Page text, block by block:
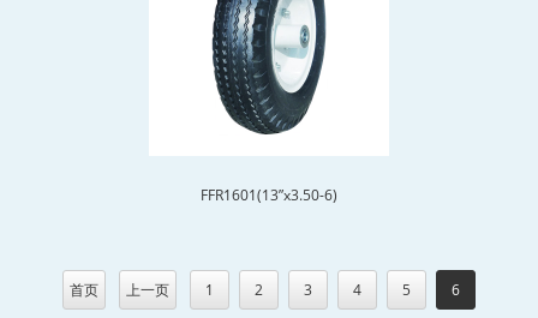
FFR1601(13”x3.50-6)
首页 上一页 1 2 3 4 5 6